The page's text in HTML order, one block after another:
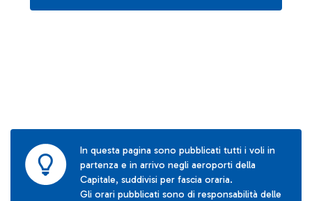
In questa pagina sono pubblicati tutti i voli in
partenza e in arrivo negli aeroporti della
Capitale, suddivisi per fascia oraria.
Gli orari pubblicati sono di responsabilità delle